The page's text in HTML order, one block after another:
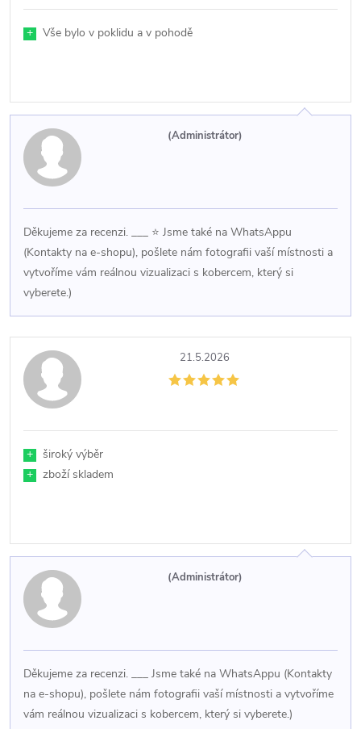
+ Vše bylo v poklidu a v pohodě
(Administrátor)
Děkujeme za recenzi. ___ ⭐ Jsme také na WhatsAppu
(Kontakty na e-shopu), pošlete nám fotografii vaší místnosti a
vytvoříme vám reálnou vizualizaci s kobercem, který si
vyberete.)
21.5.2026
+
široký výběr
+
zboží skladem
(Administrátor)
Děkujeme za recenzi. ___ Jsme také na WhatsAppu (Kontakty
na e-shopu), pošlete nám fotografii vaší místnosti a vytvoříme
vám reálnou vizualizaci s kobercem, který si vyberete.)